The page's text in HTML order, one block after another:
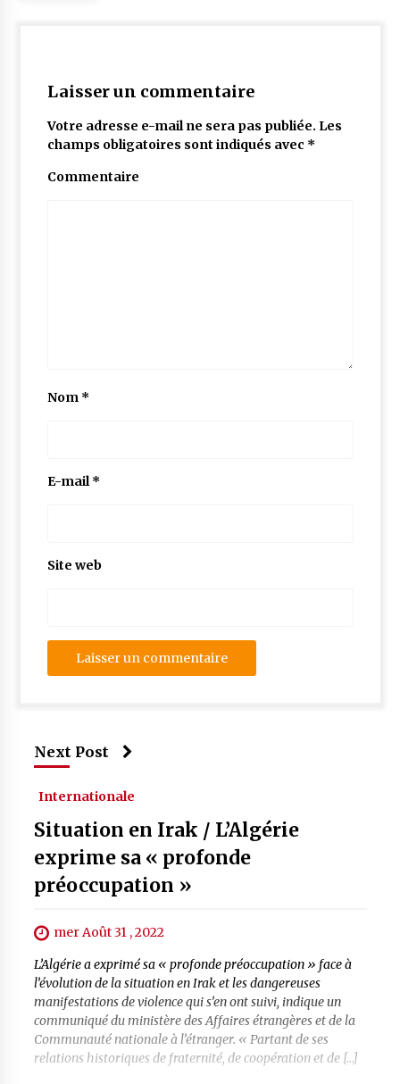
Laisser un commentaire
Votre adresse e-mail ne sera pas publiée. Les
champs obligatoires sont indiqués avec *
Commentaire
Nom *
E-mail*
Site web
Next Post
Internationale
Situation en Irak / L’Algérie
exprime sa « profonde
préoccupation »
mer Août 31 , 2022
L’Algérie a exprimé sa « profonde préoccupation » face à
l’évolution de la situation en Irak et les dangereuses
manifestations de violence qui s’en ont suivi, indique un
communiqué du ministère des Affaires étrangères et de la
Communauté nationale à l’étranger. « Partant de ses
relations historiques de fraternité, de coopération et de […]